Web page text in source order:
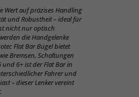
Wert auf präzises Handling
und Robustheit – ideal für
nicht nur optisch
die Handgelenke
Flat Bar Bügel bietet
Bremsen, Schaltungen
6+ ist der Flat Bar in
Fahrer und
– dieser Lenker vereint